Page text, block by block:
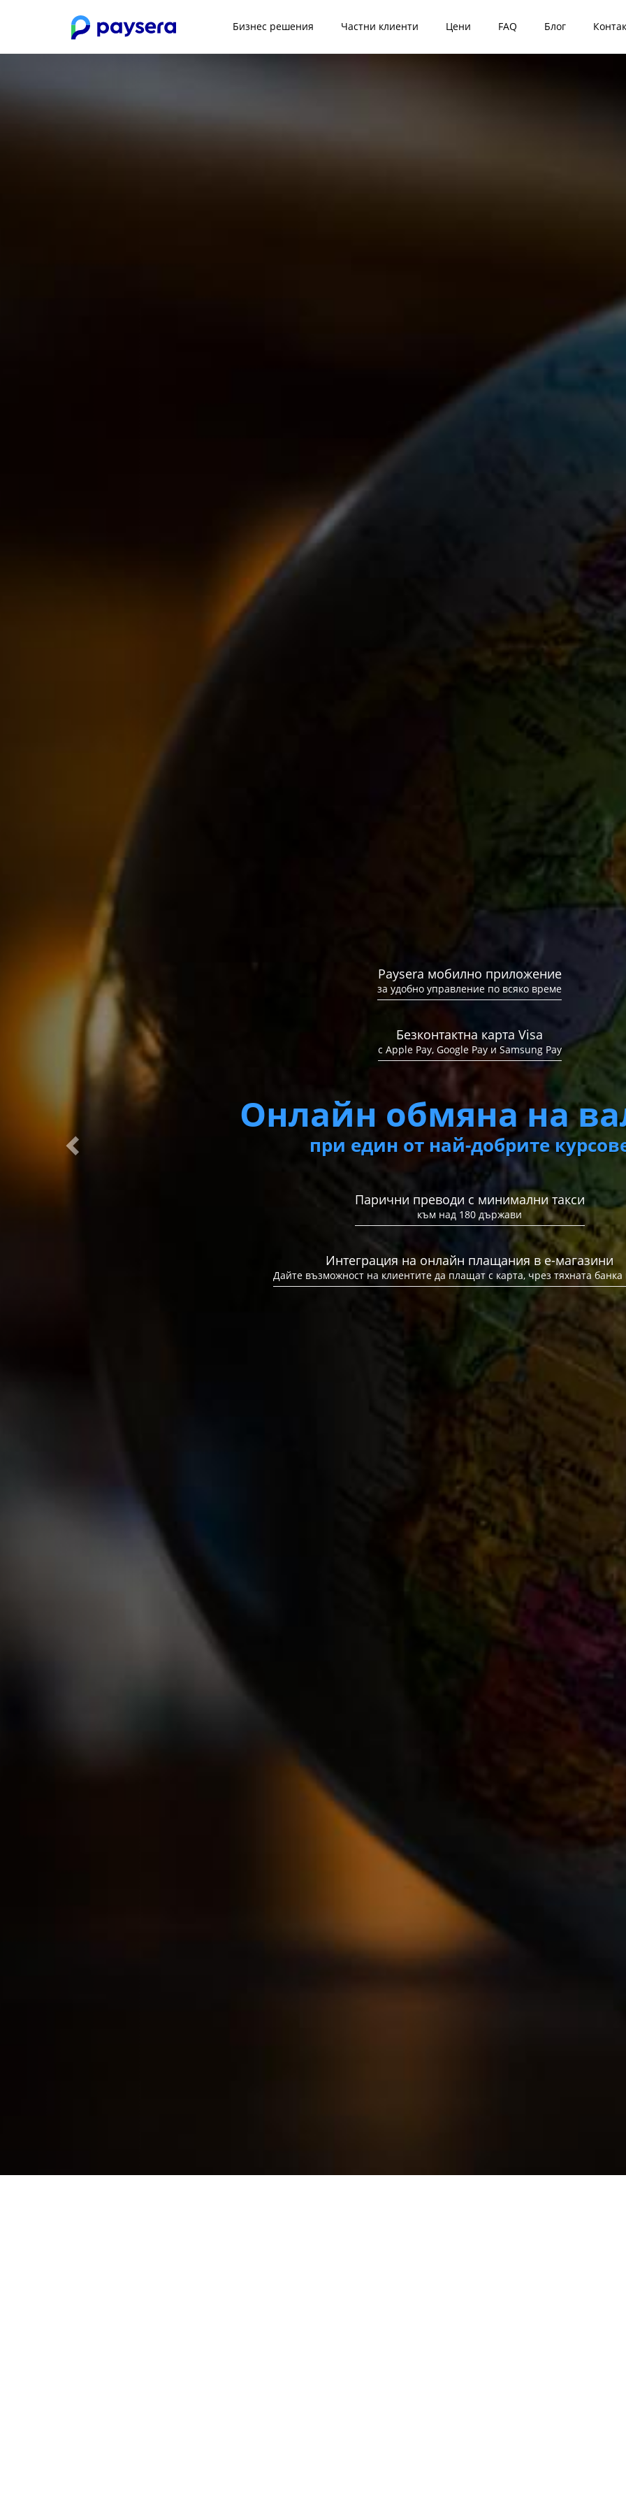
Бизнес решения Частни клиенти Цени FAQ Блог
Paysera мобилно приложение
за удобно управление по всяко време
Безконтактна карта Visa
с Apple Pay, Google Pay и Samsung Pay
Онлайн обмяна на
при един от най-добрите
Парични преводи с минимални такси
към над 180 държави
Интеграция на онлайн плащания в е-магазини
Дайте възможност на клиентите да плащат с карта, чрез тяхната банка
Paysera мобилно приложение
за ефективно управление на парите
Безконтактна карта Visa
с Apple Pay, Google Pay и Samsung Pay
Обмяна на валута
при изгодни курсове
Бързи парични преводи с минимални такси
по целия свят
Интеграция на онлайн
Дайте възможност на клиентите да плащат с карта,